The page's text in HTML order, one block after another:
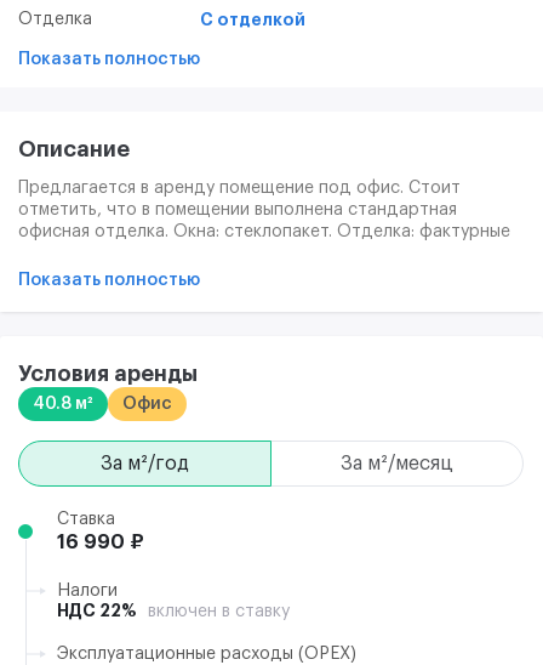
Отделка С отделкой
Показать полностью
Описание
Предлагается в аренду помещение под офис. Стоит
отметить, что в помещении выполнена стандартная
офисная отделка. Окна: стеклопакет. Отделка: фактурные
подключение,скорость на выбор. Полностью готово к
эффектом шумопоглощения.
Показать полностью
Условия аренды
40.8 м² Офис
за м²/год за м²/месяц
Ставка
16 990 ₽
Налоги
НДС 22%
включен в ставку
Эксплуатационные расходы (ОРЕХ)